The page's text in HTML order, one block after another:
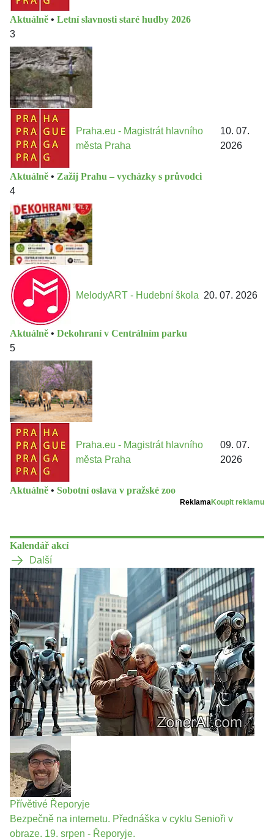
Aktuálně • Letní slavnosti staré hudby 2026
3
Praha.eu - Magistrát hlavního
města Praha
10. 07.
2026
Aktuálně • Zažij Prahu – vycházky s průvodci
4
MelodyART - Hudební škola 20. 07. 2026
Aktuálně • Dekohraní v Centrálním parku
5
Praha.eu - Magistrát hlavního
města Praha
09. 07.
2026
Aktuálně • Sobotní oslava v pražské zoo
ReklamaKoupit reklamu
Kalendář akcí
Další
Přívětivé Řeporyje
Bezpečně na internetu. Přednáška v cyklu Senioři v
obraze. 19. srpen - Řeporyje.